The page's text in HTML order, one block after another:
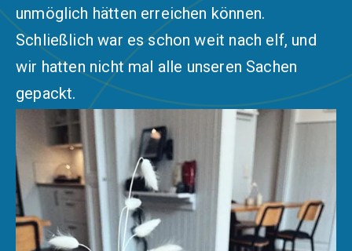
unmöglich hätten erreichen können.
Schließlich war es schon weit nach elf, und
wir hatten nicht mal alle unseren Sachen
gepackt.